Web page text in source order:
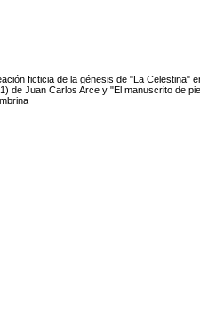
ficticia de la génesis de "La Celestina"
de Juan Carlos Arce y "El manuscrito de